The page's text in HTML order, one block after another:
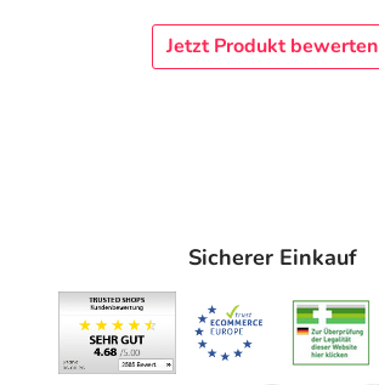
Jetzt Produkt bewerten
Sicherer Einkauf